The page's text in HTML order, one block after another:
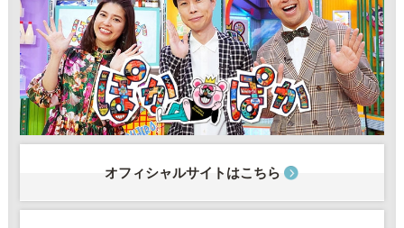
オフィシャルサイトはこちら